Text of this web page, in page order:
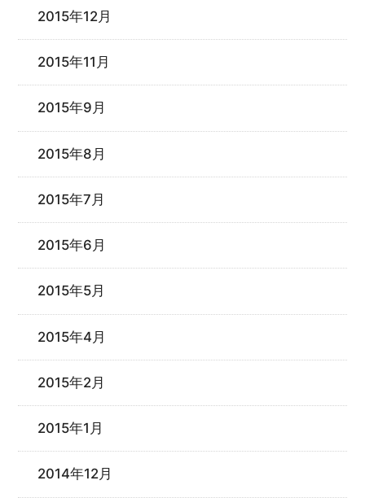
2015年12月
2015年11月
2015年9月
2015年8月
2015年7月
2015年6月
2015年5月
2015年4月
2015年2月
2015年1月
2014年12月